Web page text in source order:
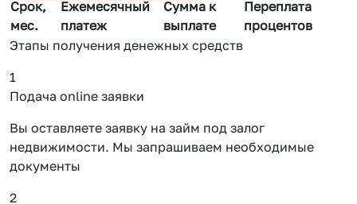
Срок,
мес.
Ежемесячный
платеж
Сумма к
выплате
Переплата
процентов
Этапы получения денежных средств
1
Подача online заявки
Вы оставляете заявку на займ под залог
недвижимости. Мы запрашиваем необходимые
документы
2